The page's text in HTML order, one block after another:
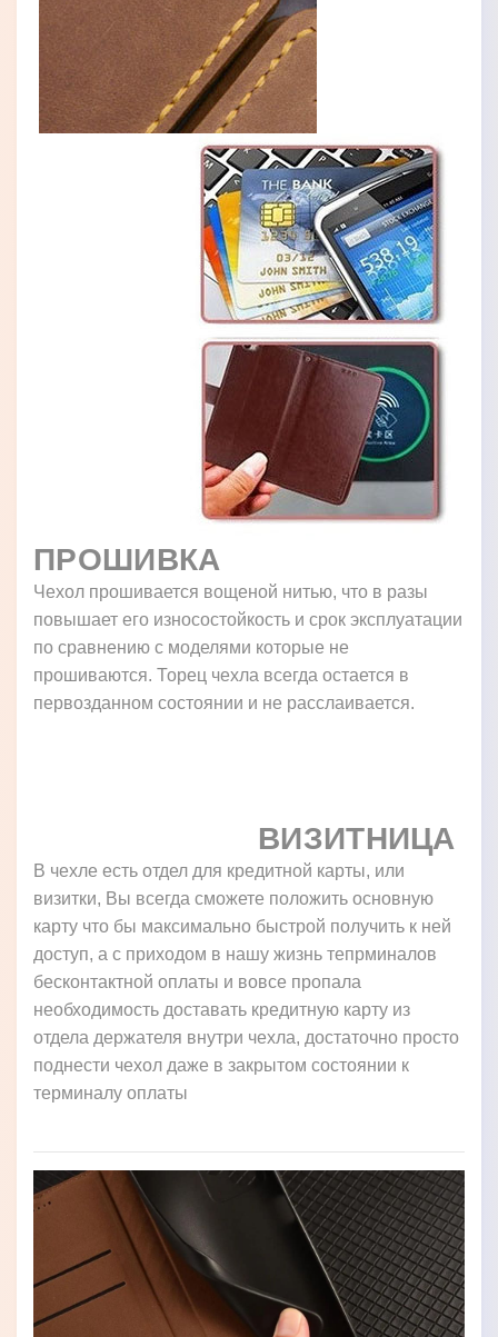
ПРОШИВКА
Чехол прошивается вощеной нитью, что в разы
повышает его износостойкость и срок эксплуатации
по сравнению с моделями которые не
прошиваются. Торец чехла всегда остается в
первозданном состоянии и не расслаивается.
ВИЗИТНИЦА
В чехле есть отдел для кредитной карты, или
визитки, Вы всегда сможете положить основную
карту что бы максимально быстрой получить к ней
доступ, а с приходом в нашу жизнь тепрминалов
бесконтактной оплаты и вовсе пропала
необходимость доставать кредитную карту из
отдела держателя внутри чехла, достаточно просто
поднести чехол даже в закрытом состоянии к
терминалу оплаты